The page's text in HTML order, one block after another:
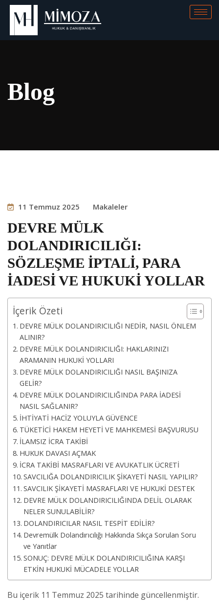
Blog
11 Temmuz 2025 Makaleler
DEVRE MÜLK
DOLANDIRICILIĞI:
SÖZLEŞME İPTALİ, PARA
İADESİ VE HUKUKİ YOLLAR
İçerik Özeti
DEVRE MÜLK DOLANDIRICILIĞI NEDİR, NASIL ÖNLEM
ALINIR?
DEVRE MÜLK DOLANDIRICILIĞI: HAKLARINIZI
ARAMANIN HUKUKİ YOLLARI
DEVRE MÜLK DOLANDIRICILIĞI NASIL BAŞINIZA
GELİR?
DEVRE MÜLK DOLANDIRICILIĞINDA PARA İADESİ
NASIL SAĞLANIR?
İHTİYATİ HACİZ YOLUYLA GÜVENCE
TÜKETİCİ HAKEM HEYETİ VE MAHKEMESİ BAŞVURUSU
İLAMSIZ İCRA TAKİBİ
HUKUK DAVASI AÇMAK
İCRA TAKİBİ MASRAFLARI VE AVUKATLIK ÜCRETİ
SAVCILIĞA DOLANDIRICILIK ŞİKAYETİ NASIL YAPILIR?
SAVCILIK ŞİKAYETİ MASRAFLARI VE HUKUKİ DESTEK
DEVRE MÜLK DOLANDIRICILIĞINDA DELİL OLARAK
NELER SUNULABİLİR?
DOLANDIRICILAR NASIL TESPİT EDİLİR?
Devremülk Dolandırıcılığı Hakkında Sıkça Sorulan Soru
ve Yanıtlar
SONUÇ: DEVRE MÜLK DOLANDIRICILIĞINA KARŞI
ETKİN HUKUKİ MÜCADELE YOLLAR
Bu içerik 11 Temmuz 2025 tarihinde güncellenmiştir.